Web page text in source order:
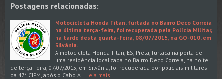
Postagens relacionadas:
Motocicleta Honda Titan, furtada no Bairro Deco Correia
na última terça-feira, foi recuperada pela Polícia Militar,
na tarde desta quarta-feira, 08/07/2015, na GO-010, em
Silvânia.
A motocicleta Honda Titan, ES, Preta, furtada na porta de
uma residência localizada no Bairro Deco Correia, na noite
de terça-feira, 07/07/2015, em Silvânia, foi recuperada por policiais militares
da 47° CIPM, após o Cabo A…
Leia mais